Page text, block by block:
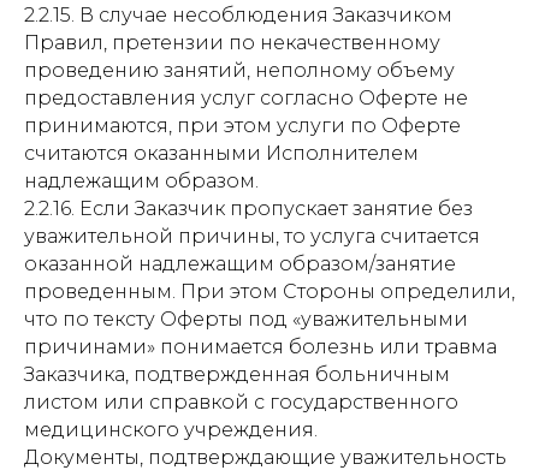
2.2.15. В случае несоблюдения Заказчиком
Правил, претензии по некачественному
проведению занятий, неполному объему
предоставления услуг согласно Оферте не
принимаются, при этом услуги по Оферте
считаются оказанными Исполнителем
надлежащим образом.
2.2.16. Если Заказчик пропускает занятие без
уважительной причины, то услуга считается
оказанной надлежащим образом/занятие
проведенным. При этом Стороны определили,
что по тексту Оферты под «уважительными
причинами» понимается болезнь или травма
Заказчика, подтвержденная больничным
листом или справкой с государственного
медицинского учреждения.
Документы, подтверждающие уважительность